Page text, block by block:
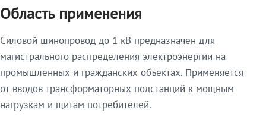
Область применения
Силовой шинопровод до 1 кВ предназначен для
магистрального распределения электроэнергии на
промышленных и гражданских объектах. Применяется
от вводов трансформаторных подстанций к мощным
нагрузкам и щитам потребителей.